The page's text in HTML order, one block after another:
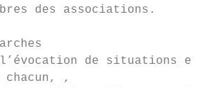
des
démarches
de situations et
chacun, ,